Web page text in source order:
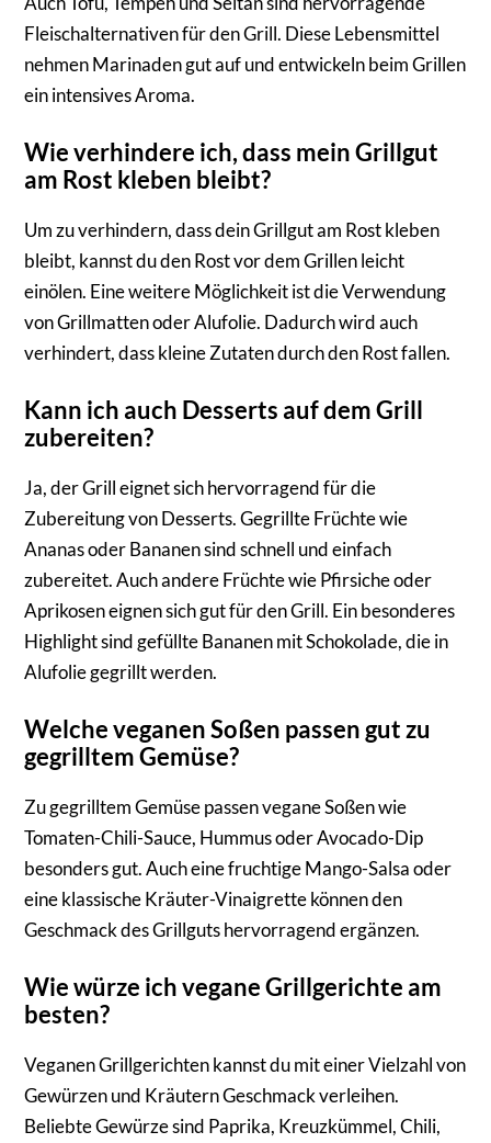
Fleischalternativen für den Grill. Diese Lebensmittel
nehmen Marinaden gut auf und entwickeln beim Grillen
ein intensives Aroma.
Wie verhindere ich, dass mein Grillgut
am Rost kleben bleibt?
Um zu verhindern, dass dein Grillgut am Rost kleben
bleibt, kannst du den Rost vor dem Grillen leicht
einölen. Eine weitere Möglichkeit ist die Verwendung
von Grillmatten oder Alufolie. Dadurch wird auch
verhindert, dass kleine Zutaten durch den Rost fallen.
Kann ich auch Desserts auf dem Grill
zubereiten?
Ja, der Grill eignet sich hervorragend für die
Zubereitung von Desserts. Gegrillte Früchte wie
Ananas oder Bananen sind schnell und einfach
zubereitet. Auch andere Früchte wie Pfirsiche oder
Aprikosen eignen sich gut für den Grill. Ein besonderes
Highlight sind gefüllte Bananen mit Schokolade, die in
Alufolie gegrillt werden.
Welche veganen Soßen passen gut zu
gegrilltem Gemüse?
Zu gegrilltem Gemüse passen vegane Soßen wie
Tomaten-Chili-Sauce, Hummus oder Avocado-Dip
besonders gut. Auch eine fruchtige Mango-Salsa oder
eine klassische Kräuter-Vinaigrette können den
Geschmack des Grillguts hervorragend ergänzen.
Wie würze ich vegane Grillgerichte am
besten?
Veganen Grillgerichten kannst du mit einer Vielzahl von
Gewürzen und Kräutern Geschmack verleihen.
Beliebte Gewürze sind Paprika, Kreuzkümmel, Chili,